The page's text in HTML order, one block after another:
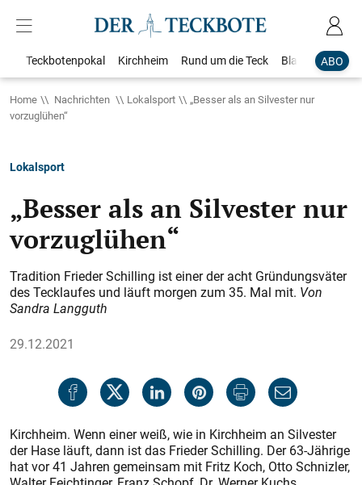
ABO
Teckbotenpokal Kirchheim Rund um die Teck Blaulicht
Home Nachrichten Lokalsport
„Besser als an Silvester nur
vorzuglühen“
Lokalsport
„Besser als an Silvester nur
vorzuglühen“
Tradition Frieder Schilling ist einer der acht Gründungsväter
des Tecklaufes und läuft morgen zum 35. Mal mit. Von
Sandra Langguth
29.12.2021
Kirchheim. Wenn einer weiß, wie in Kirchheim an Silvester
der Hase läuft, dann ist das Frieder Schilling. Der 63-Jährige
hat vor 41 Jahren gemeinsam mit Fritz Koch, Otto Schnizler,